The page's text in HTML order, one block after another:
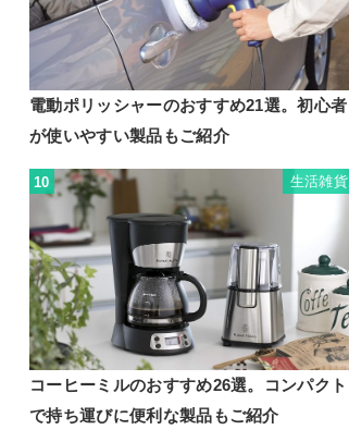
電動ポリッシャーのおすすめ21選。初心者
が使いやすい製品もご紹介
10 生活雑貨
コーヒーミルのおすすめ26選。コンパクト
で持ち運びに便利な製品もご紹介